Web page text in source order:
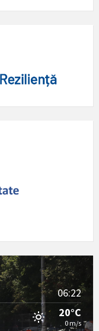
06:22
20°C
0 m/s